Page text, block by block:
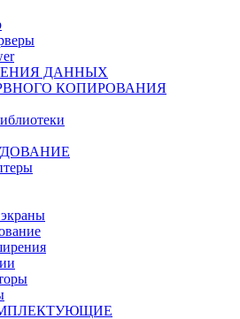
ДАННЫХ
КОПИРОВАНИЯ